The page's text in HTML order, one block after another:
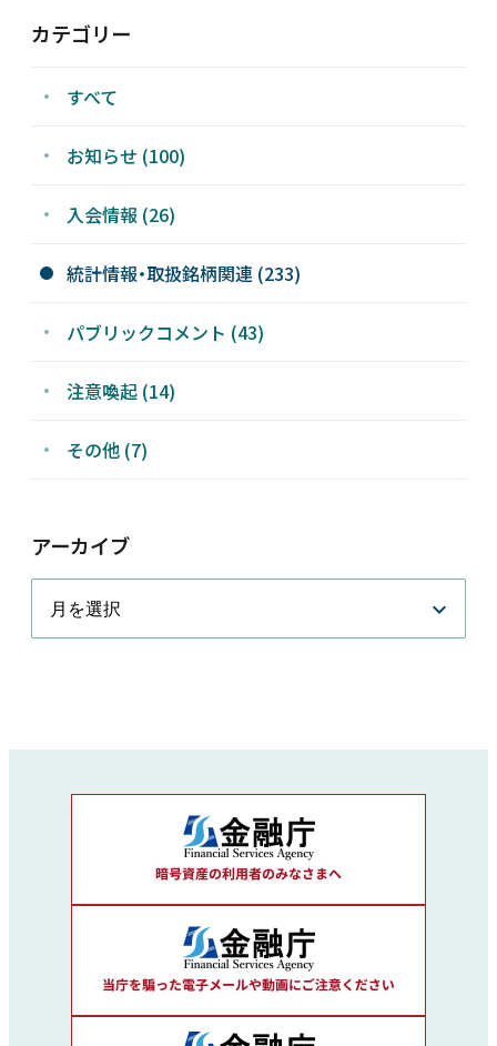
JP 会員ログイン
カテゴリー
すべて
お知らせ (100)
入会情報 (26)
統計情報・取扱銘柄関連 (233)
パブリックコメント (43)
注意喚起 (14)
その他 (7)
アーカイブ